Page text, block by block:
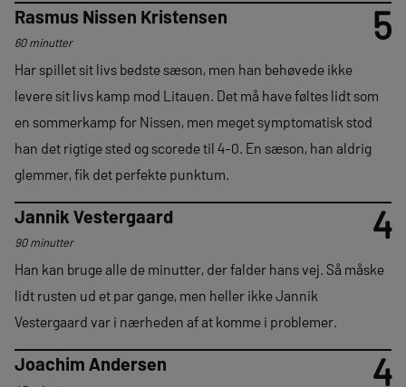
Rasmus Nissen Kristensen
60 minutter 5
Har spillet sit livs bedste sæson, men han behøvede ikke
levere sit livs kamp mod Litauen. Det må have føltes lidt som
en sommerkamp for Nissen, men meget symptomatisk stod
han det rigtige sted og scorede til 4-0. En sæson, han aldrig
glemmer, fik det perfekte punktum.
Jannik Vestergaard
90 minutter 4
Han kan bruge alle de minutter, der falder hans vej. Så måske
lidt rusten ud et par gange, men heller ikke Jannik
Vestergaard var i nærheden af at komme i problemer.
Joachim Andersen 4